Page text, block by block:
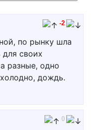
-2
по рынку шла
для своих
разные, одно
дождь.
0